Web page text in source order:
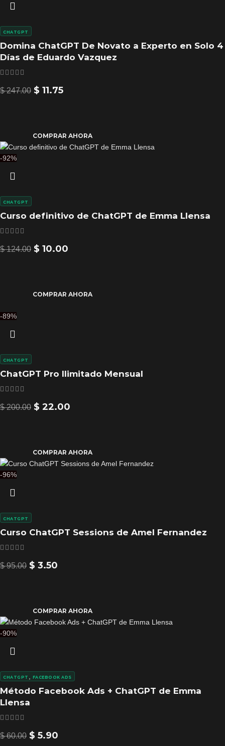
Domina ChatGPT De Novato a Experto en Solo 4
Días de Eduardo Vazquez
CHATGPT
$247.00 $ 11.75
COMPRAR AHORA
-92%
Curso definitivo de ChatGPT de Emma Llensa
CHATGPT
$124.00 $ 10.00
COMPRAR AHORA
-89%
ChatGPT Pro Ilimitado Mensual
CHATGPT
$200.00 $ 22.00
COMPRAR AHORA
-96%
Curso ChatGPT Sessions de Amel Fernandez
CHATGPT
$95.00 $ 3.50
COMPRAR AHORA
-90%
Método Facebook Ads + ChatGPT de Emma
Llensa
CHATGPT , FACEBOOK ADS
$60.00 $ 5.90